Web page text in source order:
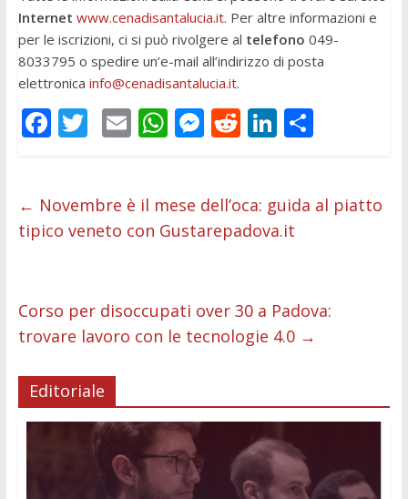
Internet www.cenadisantalucia.it. Per altre informazioni e
per le iscrizioni, ci si può rivolgere al telefono 049-
8033795 o spedire un’e-mail all’indirizzo di posta
elettronica info@cenadisantalucia.it.
F
b
o
k
T
er
E
l
W
s
A
p
M
e
n
er
R
di
t
Li
e
dI
C
di
← Novembre è il mese dell’oca: guida al piatto
tipico veneto con Gustarepadova.it
Corso per disoccupati over 30 a Padova:
trovare lavoro con le tecnologie 4.0 →
Editoriale